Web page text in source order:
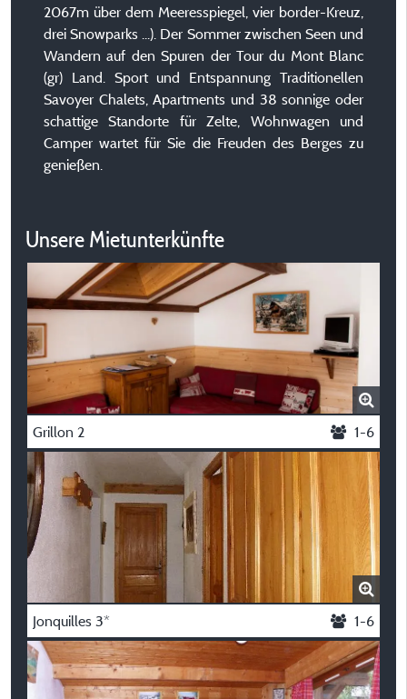
2067m über dem Meeresspiegel, vier border-Kreuz,
drei Snowparks ...). Der Sommer zwischen Seen und
Wandern auf den Spuren der Tour du Mont Blanc
(gr) Land. Sport und Entspannung Traditionellen
Savoyer Chalets, Apartments und 38 sonnige oder
schattige Standorte für Zelte, Wohnwagen und
Camper wartet für Sie die Freuden des Berges zu
genießen.
Unsere Mietunterkünfte
Grillon 2 1-6
Jonquilles 3* 1-6